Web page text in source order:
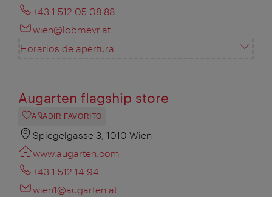
+43 1 512 05 08 88
wien@lobmeyr.at
Horarios de apertura
Augarten flagship store
AÑADIR FAVORITO
Spiegelgasse 3, 1010 Wien
www.augarten.com
+43 1 512 14 94
wien1@augarten.at